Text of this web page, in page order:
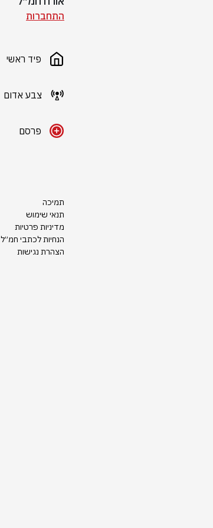
התחברות
פיד ראשי
צבע אדום
פרסם
תמיכה
תנאי שימוש
מדיניות פרטיות
הנחיות לכתבי חמ״ל
הצהרת נגישות